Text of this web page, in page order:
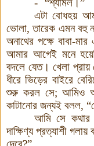
-
“শ্যামল ।”
এটা বোধহয়
ভোলা,তারেক এমন বহু
অনাথের পক্ষে বাবা-মার
আমার আগেই মনে
বদলে যেত। খেলা
ধীরে ভিড়ের বাইরে
শুরু করল সে;আমিও
কাটানোর জন্যই বলল, “
আমি সে কথার
দাক্ষিণ্য প্রত্যাশী